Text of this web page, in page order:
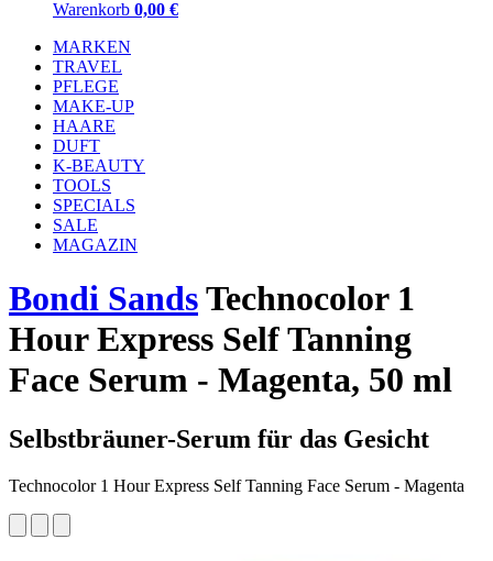
Warenkorb 0,00 €
MARKEN
TRAVEL
PFLEGE
MAKE-UP
HAARE
DUFT
K-BEAUTY
TOOLS
SPECIALS
SALE
MAGAZIN
Bondi SandsTechnocolor 1
Hour Express Self Tanning
Face Serum - Magenta, 50 ml
Selbstbräuner-Serum für das Gesicht
Technocolor 1 Hour Express Self Tanning Face Serum - Magenta